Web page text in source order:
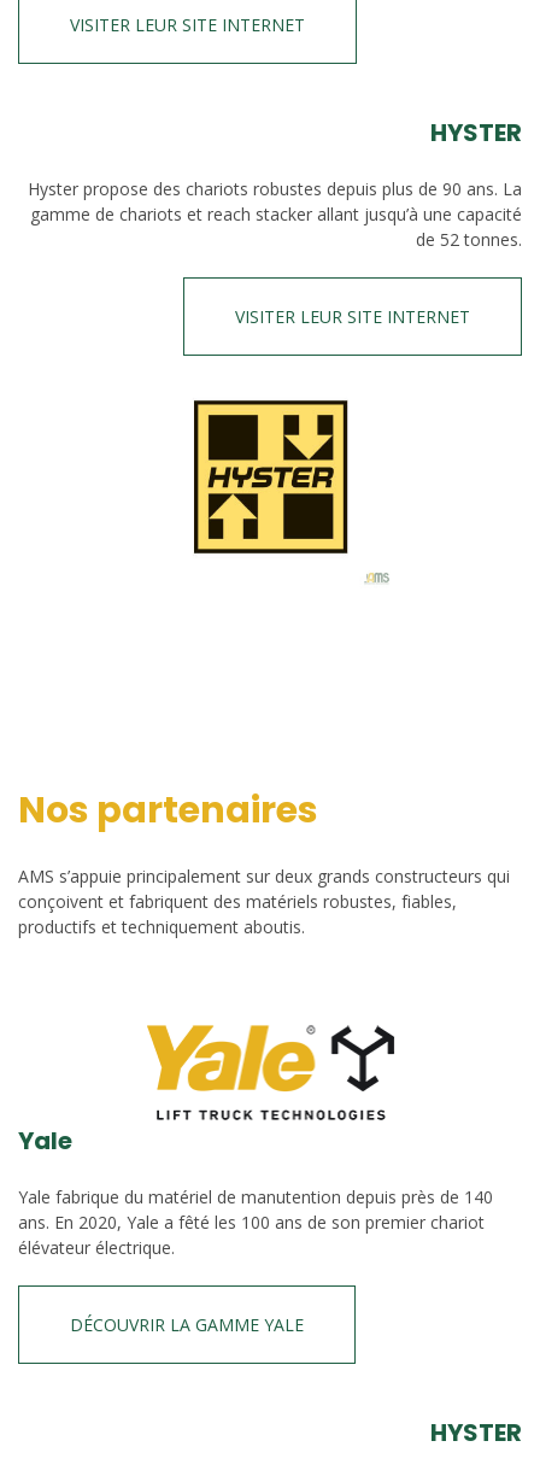
VISITER LEUR SITE INTERNET
HYSTER
Hyster propose des chariots robustes depuis plus de 90 ans. La
gamme de chariots et reach stacker allant jusqu’à une capacité
de 52 tonnes.
VISITER LEUR SITE INTERNET
Nos partenaires
AMS s’appuie principalement sur deux grands constructeurs qui
conçoivent et fabriquent des matériels robustes, fiables,
productifs et techniquement aboutis.
Yale
Yale fabrique du matériel de manutention depuis près de 140
ans. En 2020, Yale a fêté les 100 ans de son premier chariot
élévateur électrique.
DÉCOUVRIR LA GAMME YALE
HYSTER